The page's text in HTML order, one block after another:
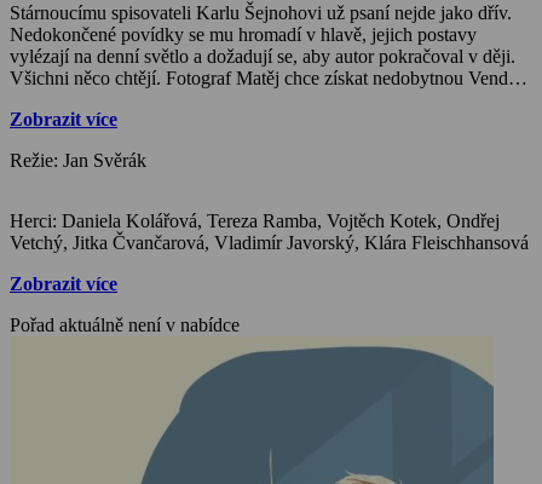
Stárnoucímu spisovateli Karlu Šejnohovi už psaní nejde jako dřív.
Nedokončené povídky se mu hromadí v hlavě, jejich postavy
vylézají na denní světlo a dožadují se, aby autor pokračoval v ději.
Všichni něco chtějí. Fotograf Matěj chce získat nedobytnou Vendulu
Bakalář by chtěl být léčitelem. Do toho vstupuje z reálného světa
konečně se věnovat jí.
Zobrazit více
Režie: Jan Svěrák
Herci: Daniela Kolářová, Tereza Ramba, Vojtěch Kotek, Ondřej
Vetchý, Jitka Čvančarová, Vladimír Javorský, Klára Fleischhansová
Zobrazit více
Pořad aktuálně není v nabídce